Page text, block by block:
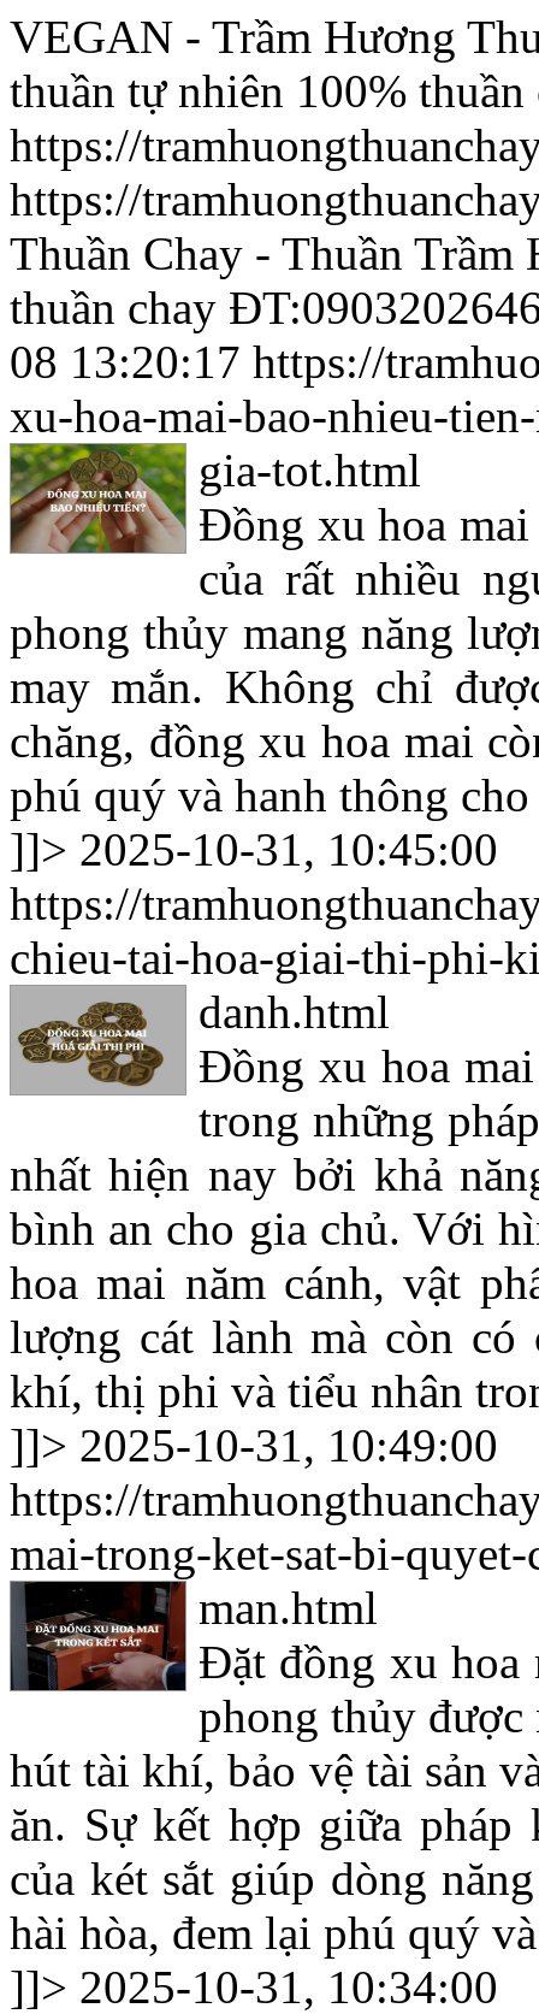
VEGAN - Trầm Hương
thuần tự nhiên 100%
https://
https://
Thuần Chay - Thuần
thuần chay
08 13:20:17 https://
xu-hoa-mai-bao-nhieu-
gia-tot.html
Đồng xu hoa mai
của rất nhiều
phong thủy mang năng
may mắn. Không chỉ
chăng, đồng xu hoa mai
phú quý và hanh thông
]]> 2025-10-31, 10:45:00
https://
chieu-tai-hoa-giai-thi-phi-
danh.html
Đồng xu hoa
trong những
nhất hiện nay bởi khả
bình an cho gia chủ. Với
hoa mai năm cánh, vật
lượng cát lành mà còn
khí, thị phi và tiểu nhân
]]> 2025-10-31, 10:49:00
https://
mai-trong-ket-sat-bi-
man.html
Đặt đồng xu hoa
phong thủy
hút tài khí, bảo vệ tài sản
ăn. Sự kết hợp giữa
của két sắt giúp dòng
hài hòa, đem lại phú quý
]]> 2025-10-31, 10:34:00